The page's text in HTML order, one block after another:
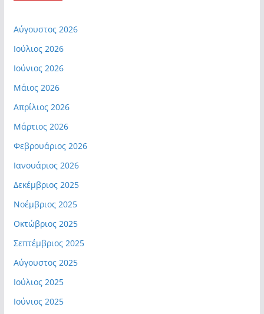
Αύγουστος 2026
Ιούλιος 2026
Ιούνιος 2026
Μάιος 2026
Απρίλιος 2026
Μάρτιος 2026
Φεβρουάριος 2026
Ιανουάριος 2026
Δεκέμβριος 2025
Νοέμβριος 2025
Οκτώβριος 2025
Σεπτέμβριος 2025
Αύγουστος 2025
Ιούλιος 2025
Ιούνιος 2025